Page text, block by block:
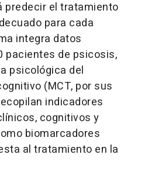
predecir el tratamiento
para cada
integra datos
pacientes de psicosis,
psicológica del
(MCT, por sus
indicadores
cognitivos y
biomarcadores
al tratamiento en la